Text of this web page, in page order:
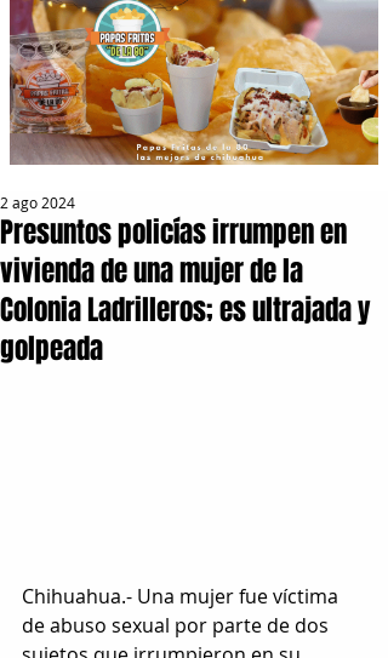
Presuntos policías irrumpen en
vivienda de una mujer de la
Colonia Ladrilleros; es ultrajada y
golpeada
2 ago 2024
Chihuahua.- Una mujer fue víctima
de abuso sexual por parte de dos